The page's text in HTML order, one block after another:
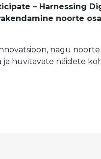
– Harnessing
noorte
nagu
huvitavate näidete